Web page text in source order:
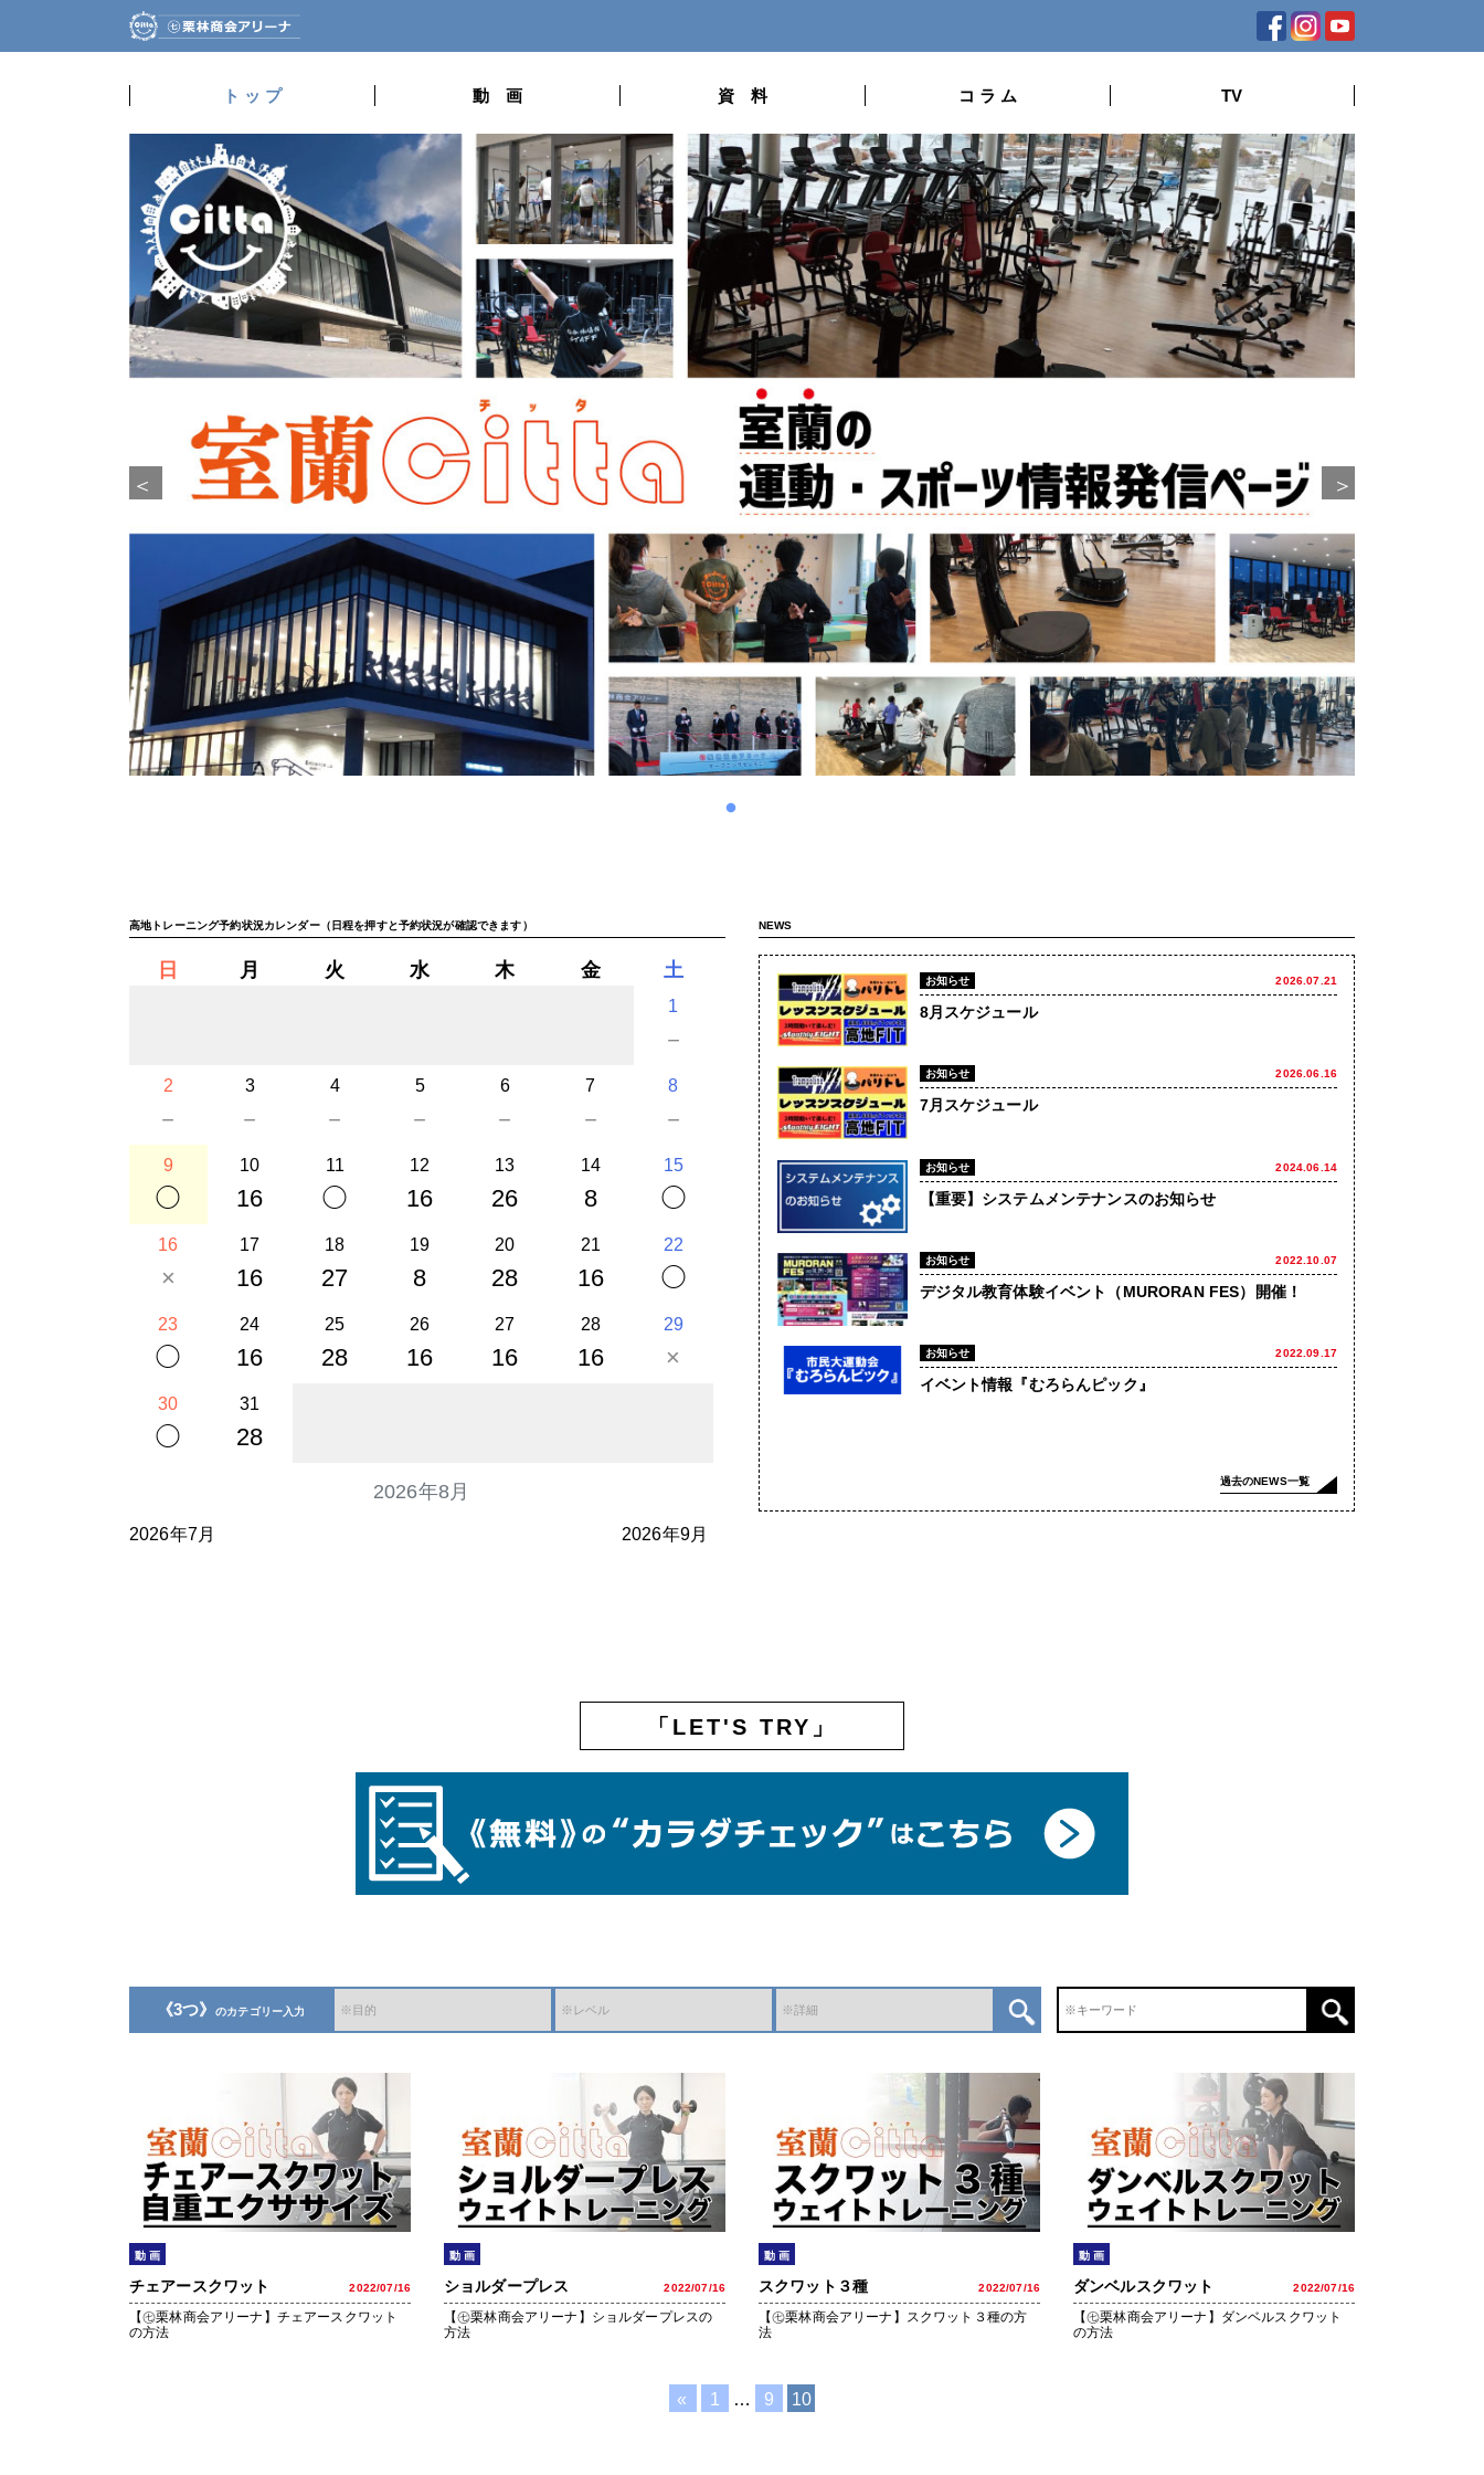
ト ッ プ 動 画 資 料 コ ラ ム TV
高地トレーニング予約状況カレンダー（日程を押すと予約状況が確認できます）
2026年8月
日 月 火 水 木 金 土
1
－
2
－
3
－
4
－
5
－
6
－
7
－
8
－
9
◯
10
16
11
◯
12
16
13
26
14
8
15
◯
16
×
17
16
18
27
19
8
20
28
21
16
22
◯
23
◯
24
16
25
28
26
16
27
16
28
16
29
×
30
◯
31
28
2026年7月 2026年9月
NEWS
お知らせ 2026.07.21
8月スケジュール
お知らせ 2026.06.16
7月スケジュール
お知らせ 2024.06.14
【重要】システムメンテナンスのお知らせ
お知らせ 2022.10.07
デジタル教育体験イベント（MURORAN FES）開催！
お知らせ 2022.09.17
イベント情報『むろらんピック』
過去のNEWS一覧
「LET'S TRY」
《3つ》のカテゴリー入力
動 画
チェアースクワット 2022/07/16
【㊆栗林商会アリーナ】チェアースクワット
の方法
動 画
ショルダープレス 2022/07/16
【㊆栗林商会アリーナ】ショルダープレスの
方法
動 画
スクワット３種 2022/07/16
【㊆栗林商会アリーナ】スクワット３種の方
法
動 画
ダンベルスクワット 2022/07/16
【㊆栗林商会アリーナ】ダンベルスクワット
の方法
投
« 1 … 9 10